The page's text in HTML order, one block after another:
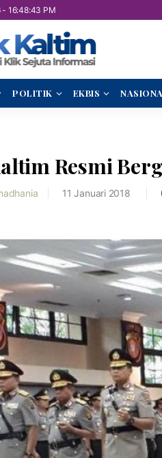
- 16:48:44 PM
POLITIK EKBIS
Resmi
11 Januari 2018